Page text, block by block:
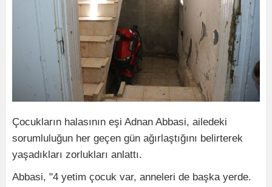
Çocukların halasının eşi Adnan Abbasi, ailedeki
sorumluluğun her geçen gün ağırlaştığını belirterek
yaşadıkları zorlukları anlattı.
Abbasi, "4 yetim çocuk var, anneleri de başka yerde.